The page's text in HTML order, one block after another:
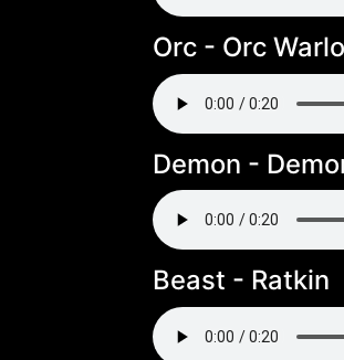
Orc - Orc
Demon -
Beast - Ratkin